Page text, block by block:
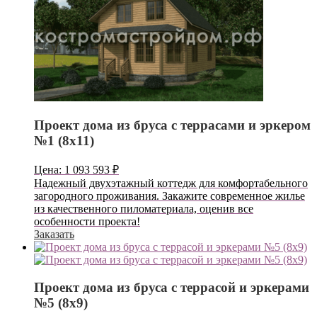
Проект дома из бруса с террасами и эркером
№1 (8х11)
Цена: 1 093 593 ₽
Надежный двухэтажный коттедж для комфортабельного
загородного проживания. Закажите современное жилье
из качественного пиломатериала, оценив все
особенности проекта!
Заказать
Проект дома из бруса с террасой и эркерами
№5 (8х9)